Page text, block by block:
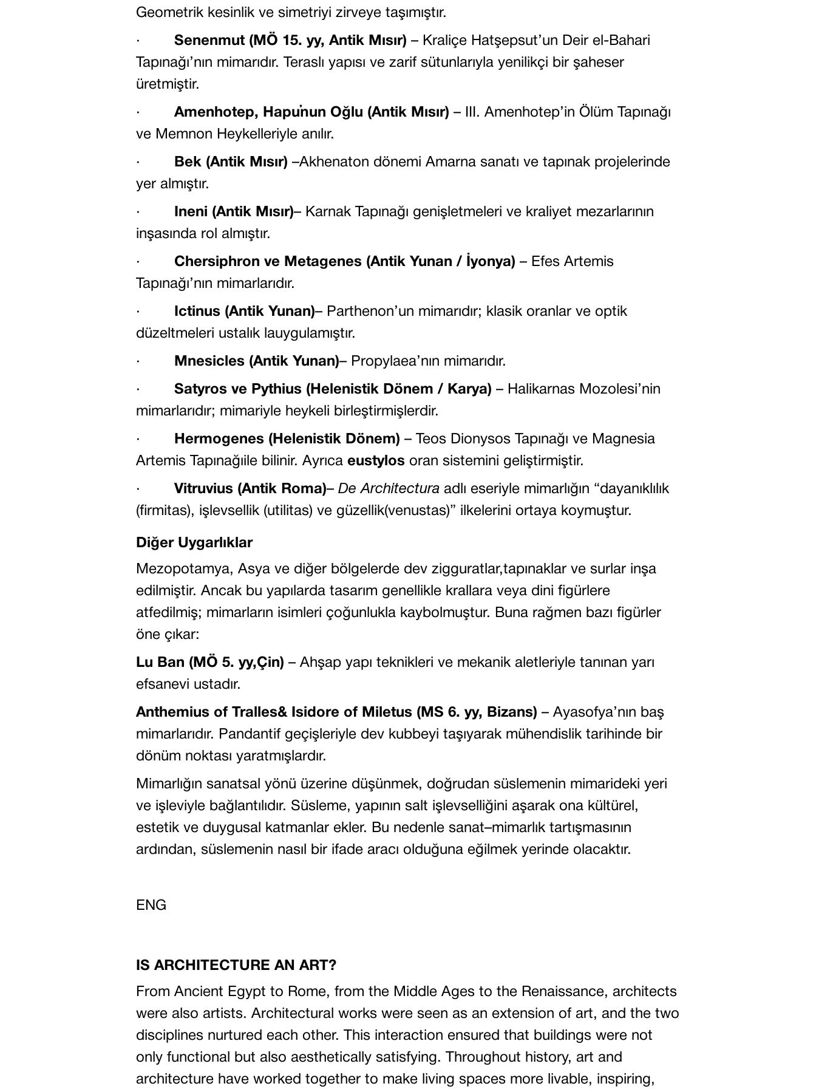
Geometrik kesinlik ve simetriyi zirveye taşımıştır.
· Senenmut (MÖ 15. yy, Antik Mısır) – Kraliçe Hatşepsut’un Deir el-Bahari
Tapınağı’nın mimarıdır. Teraslı yapısı ve zarif sütunlarıyla yenilikçi bir şaheser
üretmiştir.
· Amenhotep, Hapu’nun Oğlu (Antik Mısır) – III. Amenhotep’in Ölüm Tapınağı
ve Memnon Heykelleriyle anılır.
· Bek (Antik Mısır) –Akhenaton dönemi Amarna sanatı ve tapınak projelerinde
yer almıştır.
· Ineni (Antik Mısır)– Karnak Tapınağı genişletmeleri ve kraliyet mezarlarının
inşasında rol almıştır.
· Chersiphron ve Metagenes (Antik Yunan / İyonya) – Efes Artemis
Tapınağı’nın mimarlarıdır.
· Ictinus (Antik Yunan)– Parthenon’un mimarıdır; klasik oranlar ve optik
düzeltmeleri ustalık lauygulamıştır.
· Mnesicles (Antik Yunan)– Propylaea’nın mimarıdır.
· Satyros ve Pythius (Helenistik Dönem / Karya) – Halikarnas Mozolesi’nin
mimarlarıdır; mimariyle heykeli birleştirmişlerdir.
· Hermogenes (Helenistik Dönem) – Teos Dionysos Tapınağı ve Magnesia
Artemis Tapınağıile bilinir. Ayrıca eustylos oran sistemini geliştirmiştir.
· Vitruvius (Antik Roma)– De Architectura adlı eseriyle mimarlığın “dayanıklılık
(firmitas), işlevsellik (utilitas) ve güzellik(venustas)” ilkelerini ortaya koymuştur.
Diğer Uygarlıklar
Mezopotamya, Asya ve diğer bölgelerde dev zigguratlar,tapınaklar ve surlar inşa
edilmiştir. Ancak bu yapılarda tasarım genellikle krallara veya dini figürlere
atfedilmiş; mimarların isimleri çoğunlukla kaybolmuştur. Buna rağmen bazı figürler
öne çıkar:
Lu Ban (MÖ 5. yy,Çin) – Ahşap yapı teknikleri ve mekanik aletleriyle tanınan yarı
efsanevi ustadır.
Anthemius of Tralles& Isidore of Miletus (MS 6. yy, Bizans) – Ayasofya’nın baş
mimarlarıdır. Pandantif geçişleriyle dev kubbeyi taşıyarak mühendislik tarihinde bir
dönüm noktası yaratmışlardır.
Mimarlığın sanatsal yönü üzerine düşünmek, doğrudan süslemenin mimarideki yeri
ve işleviyle bağlantılıdır. Süsleme, yapının salt işlevselliğini aşarak ona kültürel,
estetik ve duygusal katmanlar ekler. Bu nedenle sanat–mimarlık tartışmasının
ardından, süslemenin nasıl bir ifade aracı olduğuna eğilmek yerinde olacaktır.
ENG
IS ARCHITECTURE AN ART?
From Ancient Egypt to Rome, from the Middle Ages to the Renaissance, architects
were also artists. Architectural works were seen as an extension of art, and the two
disciplines nurtured each other. This interaction ensured that buildings were not
only functional but also aesthetically satisfying. Throughout history, art and
architecture have worked together to make living spaces more livable, inspiring,